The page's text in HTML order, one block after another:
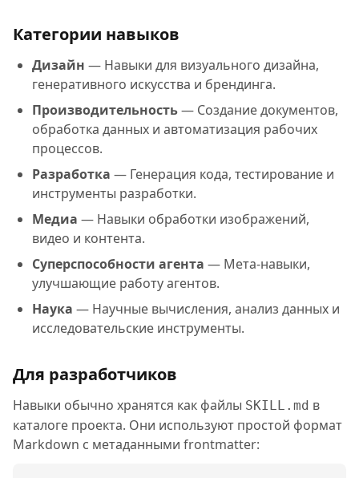
Категории навыков
Дизайн — Навыки для визуального дизайна,
генеративного искусства и брендинга.
Производительность— Создание документов,
обработка данных и автоматизация рабочих
процессов.
Разработка — Генерация кода, тестирование и
инструменты разработки.
Медиа — Навыки обработки изображений,
видео и контента.
Суперспособности агента — Мета-навыки,
улучшающие работу агентов.
Наука — Научные вычисления, анализ данных и
исследовательские инструменты.
Для разработчиков
Навыки обычно хранятся как файлы SKILL.md в
каталоге проекта. Они используют простой формат
Markdown с метаданными frontmatter: